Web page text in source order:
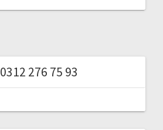
0312 276 75 93